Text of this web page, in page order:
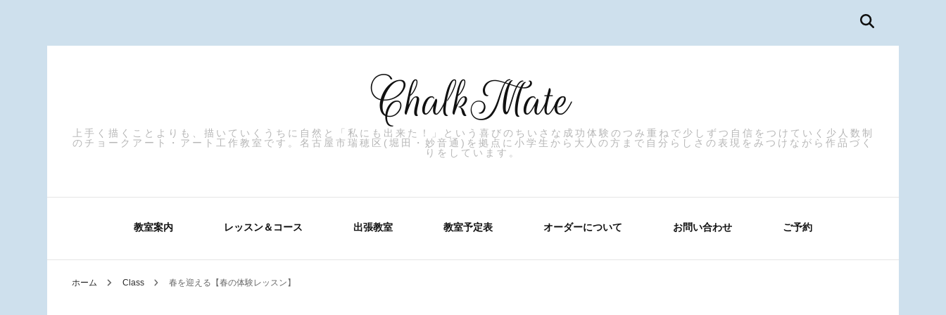
ChalkMate
上手く描くことよりも、描いていくうちに自然と「私にも出来た！」という喜びのちいさな成功体験のつみ重ねで少しずつ自信をつけていく少人数制
のチョークアート・アート工作教室です。名古屋市瑞穂区(堀田・妙音通)を拠点に小学生から大人の方まで自分らしさの表現をみつけながら作品づく
りをしています。
教室案内 レッスン＆コース 出張教室 教室予定表 オーダーについて お問い合わせ ご予約
ホーム Class 春を迎える【春の体験レッスン】